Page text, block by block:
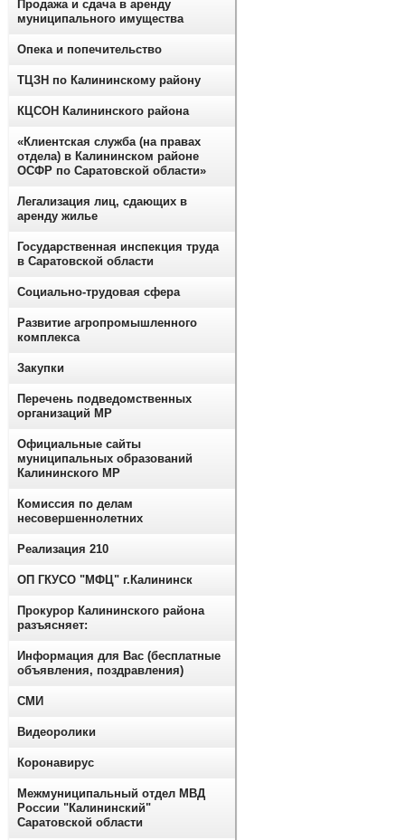
Продажа и сдача в аренду
муниципального имущества
Опека и попечительство
ТЦЗН по Калининскому району
КЦСОН Калининского района
«Клиентская служба (на правах
отдела) в Калининском районе
ОСФР по Саратовской области»
Легализация лиц, сдающих в
аренду жилье
Государственная инспекция труда
в Саратовской области
Социально-трудовая сфера
Развитие агропромышленного
комплекса
Закупки
Перечень подведомственных
организаций МР
Официальные сайты
муниципальных образований
Калининского МР
Комиссия по делам
несовершеннолетних
Реализация 210
ОП ГКУСО "МФЦ" г.Калининск
Прокурор Калининского района
разъясняет:
Информация для Вас (бесплатные
объявления, поздравления)
СМИ
Видеоролики
Коронавирус
Межмуниципальный отдел МВД
России "Калининский"
Саратовской области